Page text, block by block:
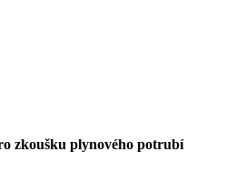
zkoušku plynového potrubí